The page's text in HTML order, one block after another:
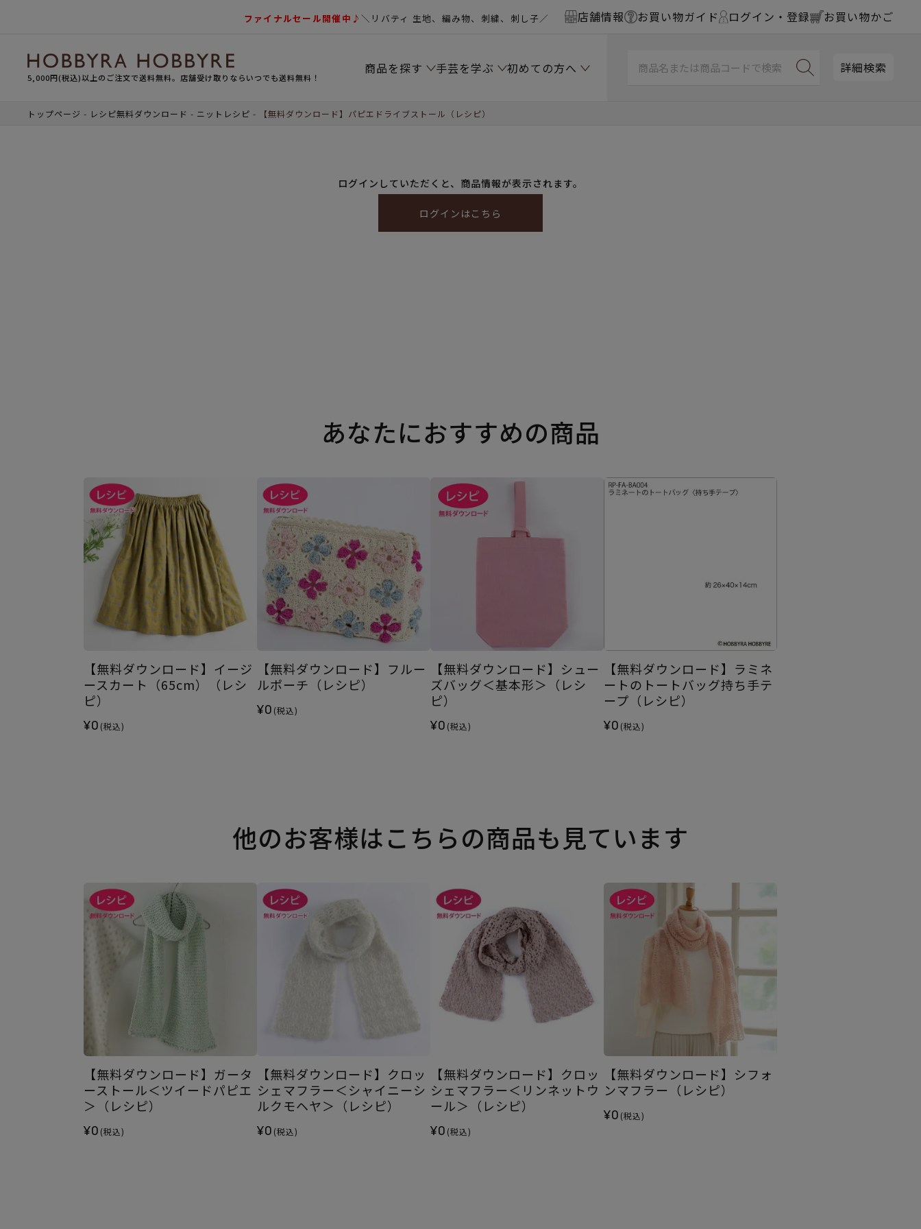
ファイナルセール開催中♪＼リバティ 生地、編み物、刺繍、刺し子／ 店舗情報 お買い物ガイド ログイン・登録 お買い物かご
5,000円(税込)以上のご注文で送料無料。店舗受け取りならいつでも送料無料！
商品を探す 手芸を学ぶ 初めての方へ 詳細検索
トップページ レシピ無料ダウンロード ニットレシピ 【無料ダウンロード】パピエドライブストール（レシピ）
ログインしていただくと、商品情報が表示されます。
ログインはこちら
あなたにおすすめの商品
【無料ダウンロード】イージ
ースカート（65cm）（レシ
ピ）
¥0 (税込)
【無料ダウンロード】フルー
ルポーチ（レシピ）
¥0 (税込)
【無料ダウンロード】シュー
ズバッグ＜基本形＞（レシ
ピ）
¥0 (税込)
【無料ダウンロード】ラミネ
ートのトートバッグ持ち手テ
ープ（レシピ）
¥0 (税込)
他のお客様はこちらの商品も見ています
【無料ダウンロード】ガータ
ーストール＜ツイードパピエ
＞（レシピ）
¥0 (税込)
【無料ダウンロード】クロッ
シェマフラー＜シャイニーシ
ルクモヘヤ＞（レシピ）
¥0 (税込)
【無料ダウンロード】クロッ
シェマフラー＜リンネットウ
ール＞（レシピ）
¥0 (税込)
【無料ダウンロード】シフォ
ンマフラー（レシピ）
¥0 (税込)